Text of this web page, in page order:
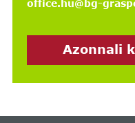
office.hu@bg-
Azonnali